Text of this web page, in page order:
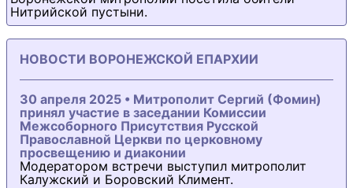
Нитрийской пустыни.
НОВОСТИ ВОРОНЕЖСКОЙ ЕПАРХИИ
30 апреля 2025 • Митрополит Сергий (Фомин)
принял участие в заседании Комиссии
Межсоборного Присутствия Русской
Православной Церкви по церковному
просвещению и диаконии
Модератором встречи выступил митрополит
Калужский и Боровский Климент.